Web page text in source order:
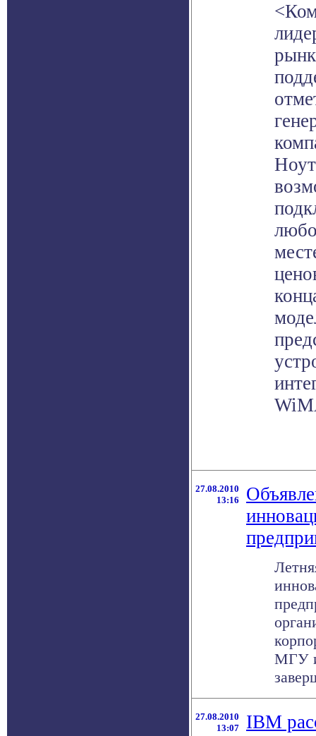
27.08.2010
13:16
МГУ
27.08.2010
13:07
IBM